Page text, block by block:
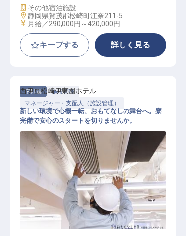
施設業態
その他宿泊施設
勤務地
静岡県賀茂郡松崎町江奈211-5
給与
月給／290,000円～420,000円
キープする 詳しく見る
正社員
施設管理
マネージャー・支配人（施設管理）
施設管理長候補
西伊豆松崎伊東園ホテル
新しい環境で心機一転、おもてなしの舞台へ。寮
完備で安心のスタートを切りませんか。